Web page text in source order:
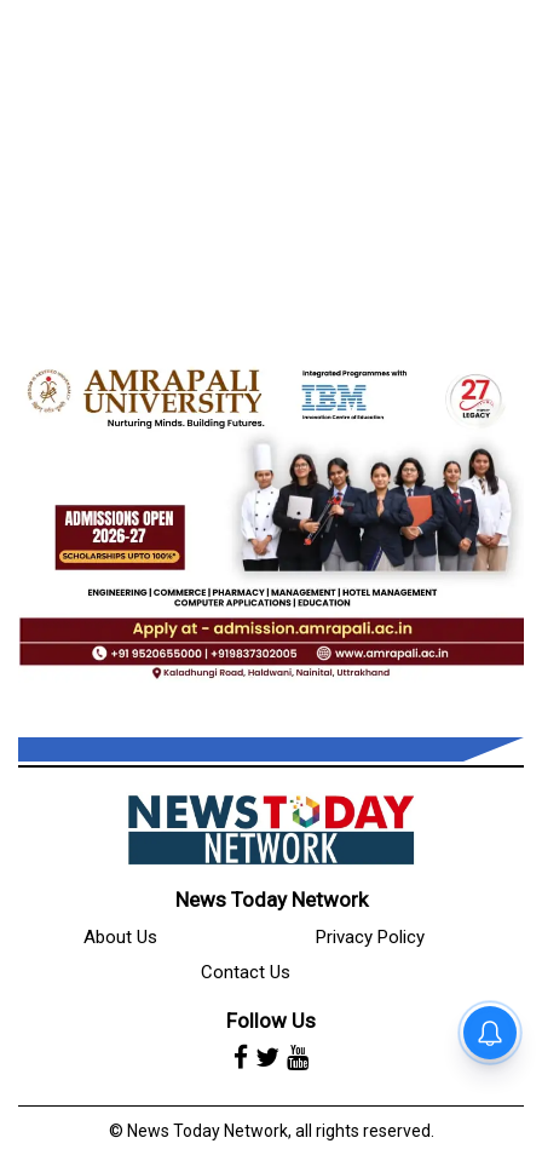
News Today Network
About Us
Privacy Policy
Contact Us
Follow Us
© News Today Network, all rights reserved.